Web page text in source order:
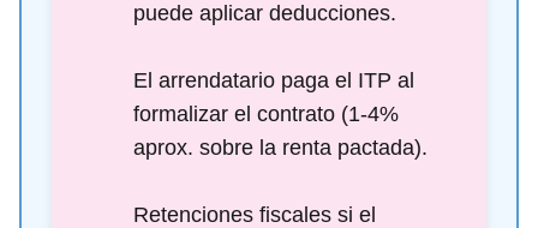
puede aplicar deducciones.
El arrendatario paga el ITP al
formalizar el contrato (1-4%
aprox. sobre la renta pactada).
Retenciones fiscales si el